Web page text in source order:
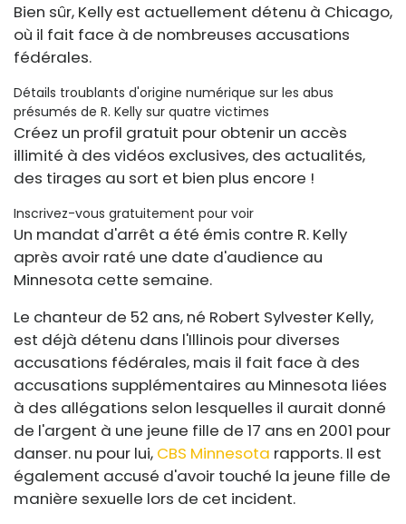
Bien sûr, Kelly est actuellement détenu à Chicago,
où il fait face à de nombreuses accusations
fédérales.
Détails troublants d'origine numérique sur les abus
présumés de R. Kelly sur quatre victimes
Créez un profil gratuit pour obtenir un accès
illimité à des vidéos exclusives, des actualités,
des tirages au sort et bien plus encore !
Inscrivez-vous gratuitement pour voir
Un mandat d'arrêt a été émis contre R. Kelly
après avoir raté une date d'audience au
Minnesota cette semaine.
Le chanteur de 52 ans, né Robert Sylvester Kelly,
est déjà détenu dans l'Illinois pour diverses
accusations fédérales, mais il fait face à des
accusations supplémentaires au Minnesota liées
à des allégations selon lesquelles il aurait donné
de l'argent à une jeune fille de 17 ans en 2001 pour
danser. nu pour lui, CBS Minnesota rapports. Il est
également accusé d'avoir touché la jeune fille de
manière sexuelle lors de cet incident.